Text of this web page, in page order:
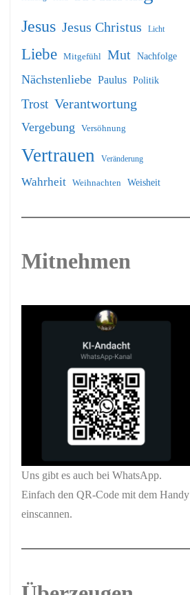
Jesus Jesus Christus Licht
Liebe Mitgefühl Mut Nachfolge
Nächstenliebe Paulus Politik
Trost Verantwortung
Vergebung Versöhnung
Vertrauen Veränderung
Wahrheit Weihnachten Weisheit
Mitnehmen
Uns gibt es auch bei WhatsApp.
Einfach den QR-Code mit dem Handy
einscannen.